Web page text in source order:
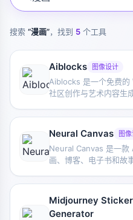
搜索 “漫画”，找到 5 个工具
Aiblocks 图像设计
Aiblocks 是一个免费的
社区创作与艺术内容生
页面等内容。
Neural Canvas 图
Neural Canvas 是一款
画、博客、电子书和故
Midjourney
Generator